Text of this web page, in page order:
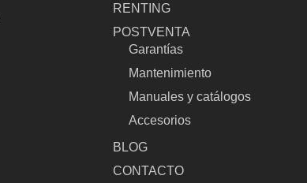
RENTING
POSTVENTA
Garantías
Mantenimiento
Manuales y catálogos
Accesorios
BLOG
CONTACTO